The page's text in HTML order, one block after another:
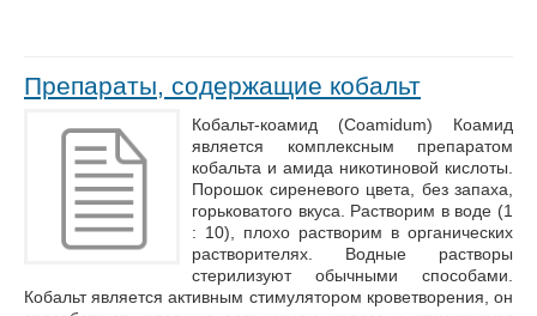
Препараты, содержащие кобальт
Кобальт-коамид (Coamidum) Коамид
является комплексным препаратом
кобальта и амида никотиновой кислоты.
Порошок сиреневого цвета, без запаха,
горьковатого вкуса. Растворим в воде (1
: 10), плохо растворим в органических
растворителях. Водные растворы
стерилизуют обычными способами.
Кобальт является активным стимулятором кроветворения, он